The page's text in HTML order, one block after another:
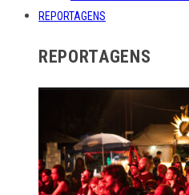
REPORTAGENS
REPORTAGENS